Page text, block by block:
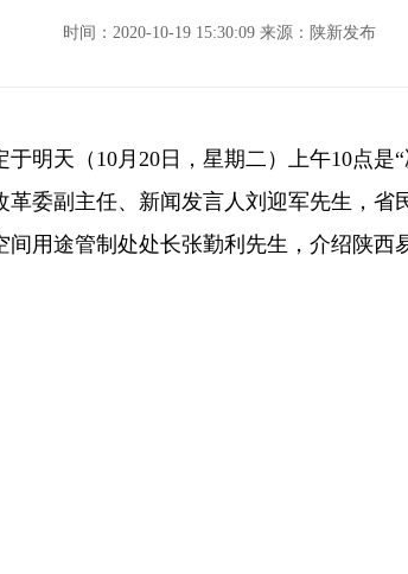
时间：2020-10-19 15:30:09 来源：陕新发布
于明天（10月20日，星期二）上午10点是
委副主任、新闻发言人刘迎军先生，省
间用途管制处处长张勤利先生，介绍陕西